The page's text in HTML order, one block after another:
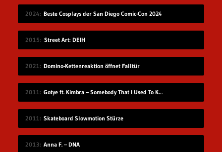
2024 Beste Cosplays der San Diego Comic-Con 2024
2015 Street Art: DEIH
2021 Domino-Kettenreaktion öffnet Falltür
2011 Gotye ft. Kimbra – Somebody That I Used To Know
2011 Skateboard Slowmotion Stürze
2013 Anna F. – DNA